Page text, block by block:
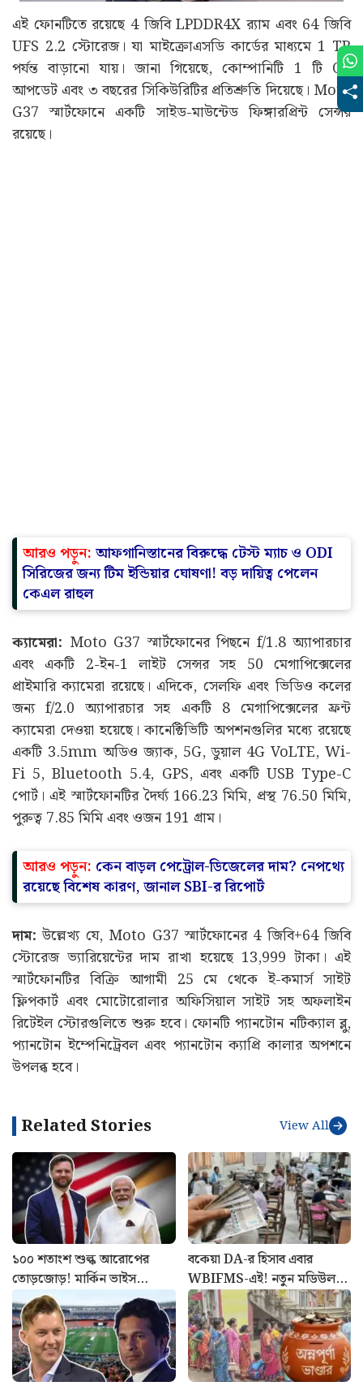
এই ফোনটিতে রয়েছে 4 জিবি LPDDR4X র‍্যাম এবং 64 জিবি
UFS 2.2 স্টোরেজ। যা মাইক্রোএসডি কার্ডের মাধ্যমে 1 TB
পর্যন্ত বাড়ানো যায়। জানা গিয়েছে, কোম্পানিটি 1 টি OS
আপডেট এবং ৩ বছরের সিকিউরিটির প্রতিশ্রুতি দিয়েছে। Moto
G37 স্মার্টফোনে একটি সাইড-মাউন্টেড ফিঙ্গারপ্রিন্ট সেন্সর
রয়েছে।
আরও পড়ুন: আফগানিস্তানের বিরুদ্ধে টেস্ট ম্যাচ ও ODI
সিরিজের জন্য টিম ইন্ডিয়ার ঘোষণা! বড় দায়িত্ব পেলেন
কেএল রাহুল
ক্যামেরা: Moto G37 স্মার্টফোনের পিছনে f/1.8 অ্যাপারচার
এবং একটি 2-ইন-1 লাইট সেন্সর সহ 50 মেগাপিক্সেলের
প্রাইমারি ক্যামেরা রয়েছে। এদিকে, সেলফি এবং ভিডিও কলের
জন্য f/2.0 অ্যাপারচার সহ একটি 8 মেগাপিক্সেলের ফ্রন্ট
ক্যামেরা দেওয়া হয়েছে। কানেক্টিভিটি অপশনগুলির মধ্যে রয়েছে
একটি 3.5mm অডিও জ্যাক, 5G, ডুয়াল 4G VoLTE, Wi-
Fi 5, Bluetooth 5.4, GPS, এবং একটি USB Type-C
পোর্ট। এই স্মার্টফোনটির দৈর্ঘ্য 166.23 মিমি, প্রস্থ 76.50 মিমি,
পুরুত্ব 7.85 মিমি এবং ওজন 191 গ্রাম।
আরও পড়ুন: কেন বাড়ল পেট্রোল-ডিজেলের দাম? নেপথ্যে
রয়েছে বিশেষ কারণ, জানাল SBI-র রিপোর্ট
দাম: উল্লেখ্য যে, Moto G37 স্মার্টফোনের 4 জিবি+64 জিবি
স্টোরেজ ভ্যারিয়েন্টের দাম রাখা হয়েছে 13,999 টাকা। এই
স্মার্টফোনটির বিক্রি আগামী 25 মে থেকে ই-কমার্স সাইট
ফ্লিপকার্ট এবং মোটোরোলার অফিসিয়াল সাইট সহ অফলাইন
রিটেইল স্টোরগুলিতে শুরু হবে। ফোনটি প্যানটোন নটিক্যাল ব্লু,
প্যানটোন ইম্পেনিট্রেবল এবং প্যানটোন ক্যাপ্রি কালার অপশনে
উপলব্ধ হবে।
Related Stories View All
১০০ শতাংশ শুল্ক আরোপের
তোড়জোড়! মার্কিন ভাইস
প্রেসিডেন্ট জেডি ভান্সের সঙ্গে
ফোনালাপ মোদীর
বকেয়া DA-র হিসাব এবার
WBIFMS-এই! নতুন মডিউল
চালু, জানুন পুরো পদ্ধতি